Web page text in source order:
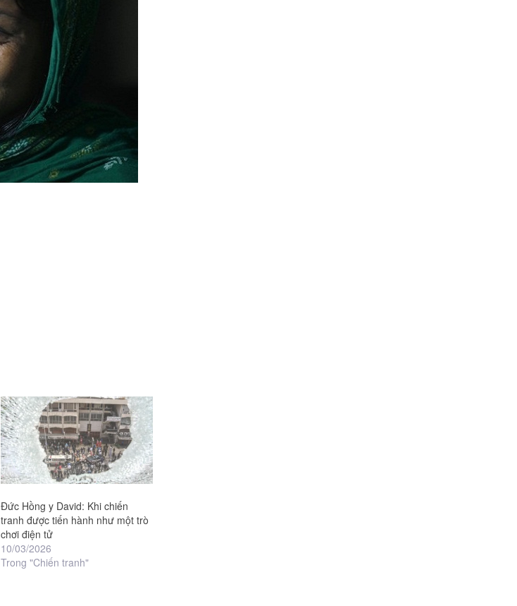
Đức Hồng y David: Khi chiến
tranh được tiến hành như một trò
chơi điện tử
10/03/2026
Trong "Chiến tranh"